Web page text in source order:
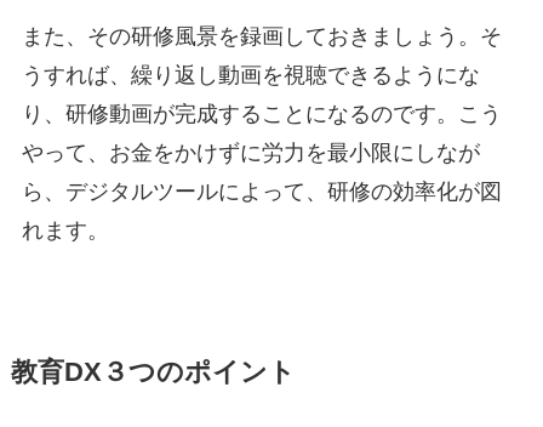
また、その研修風景を録画しておきましょう。そ
うすれば、繰り返し動画を視聴できるようにな
り、研修動画が完成することになるのです。こう
やって、お金をかけずに労力を最小限にしなが
ら、デジタルツールによって、研修の効率化が図
れます。
教育DX３つのポイント